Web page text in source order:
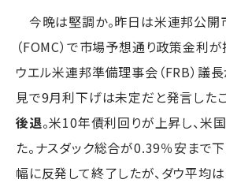
今晩は堅調か。昨日は米連邦公開
（FOMC）で市場予想通り政策金利
ウエル米連邦準備理事会（FRB）議
見で9月利下げは未定だと発言した
後退。米10年債利回りが上昇し、米
た。ナスダック総合が0.39％安まで
幅に反発して終了したが、ダウ平均